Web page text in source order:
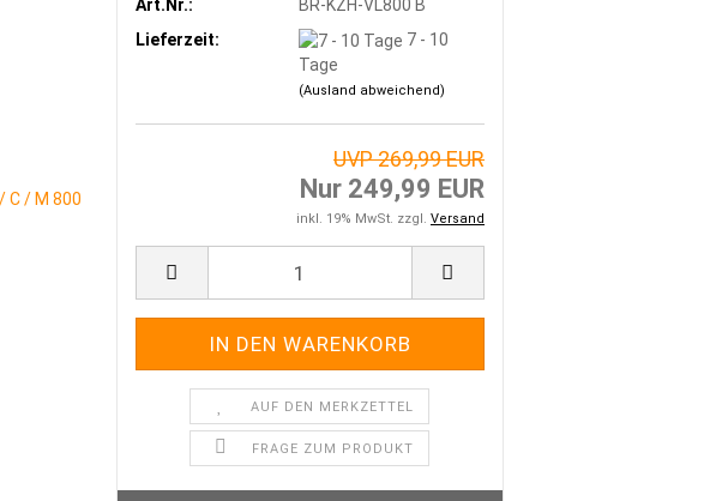
BLENDEN, CHROM-ABDECKUNGEN, EMBLEME, AUFKLEBER
CULT - WERK - HARLEY + INDIAN
CHOPPERANKAUF.DE > WIR KAUFEN DEIN BIKE
GRAFIK, BILDER & MEER KONTAKT ÜBER UNS
Art.Nr.:
BR-KZH-VL800 B
Lieferzeit:
7 - 10
Tage
(Ausland abweichend)
UVP 269,99 EUR
Nur 249,99 EUR
inkl. 19% MwSt. zzgl. Versand
AUF DEN MERKZETTEL
FRAGE ZUM PRODUKT